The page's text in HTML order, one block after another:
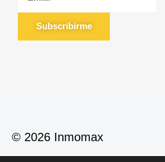
Subscribirme
© 2026 Inmomax